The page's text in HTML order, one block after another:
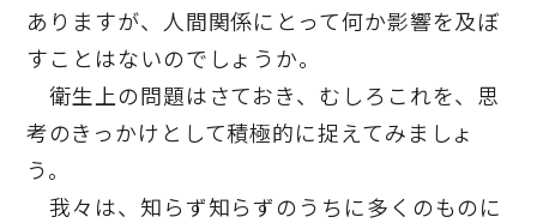
ありますが、人間関係にとって何か影響を及ぼ
すことはないのでしょうか。
衛生上の問題はさておき、むしろこれを、思
考のきっかけとして積極的に捉えてみましょ
う。
我々は、知らず知らずのうちに多くのものに